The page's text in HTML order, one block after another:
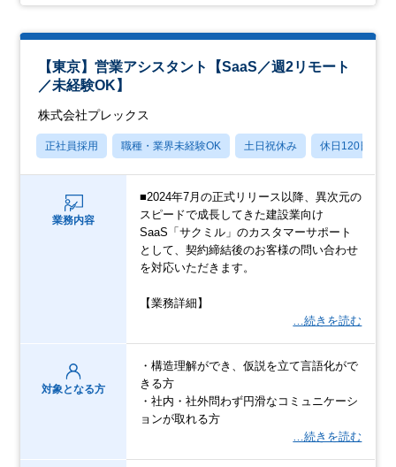
【東京】営業アシスタント【SaaS／週2リモート
／未経験OK】
株式会社プレックス
正社員採用 職種・業界未経験OK 土日祝休み 休日120日以上
業務内容
■2024年7月の正式リリース以降、異次元の
スピードで成長してきた建設業向け
SaaS「サクミル」のカスタマーサポート
として、契約締結後のお客様の問い合わせ
を対応いただきます。
【業務詳細】
…続きを読む
対象となる方
・構造理解ができ、仮説を立て言語化がで
きる方
・社内・社外問わず円滑なコミュニケーシ
ョンが取れる方
…続きを読む